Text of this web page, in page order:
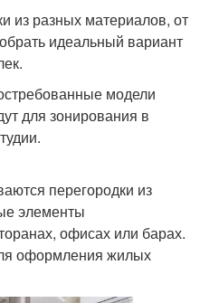
из разных материалов, от
идеальный вариант
модели
для зонирования в
перегородки из
элементы
офисах или барах.
оформления жилых